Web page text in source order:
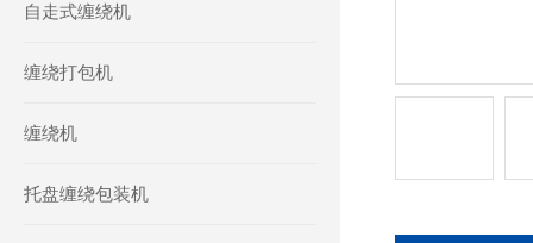
自走式缠绕机
缠绕打包机
缠绕机
托盘缠绕包装机